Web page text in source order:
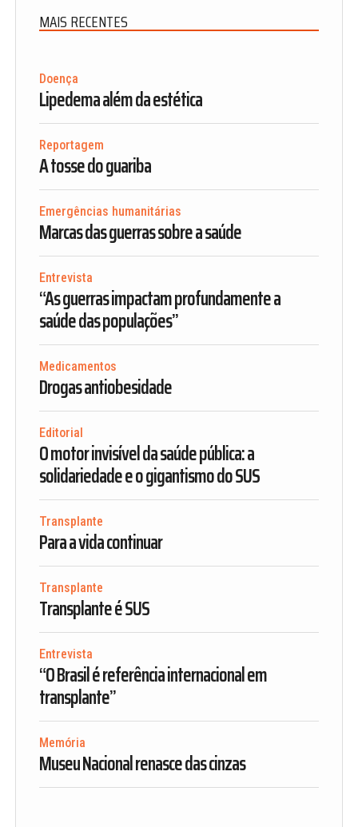
MAIS RECENTES
Doença
Lipedema além da estética
Reportagem
A tosse do guariba
Emergências humanitárias
Marcas das guerras sobre a saúde
Entrevista
“As guerras impactam profundamente a
saúde das populações”
Medicamentos
Drogas antiobesidade
Editorial
O motor invisível da saúde pública: a
solidariedade e o gigantismo do SUS
Transplante
Para a vida continuar
Transplante
Transplante é SUS
Entrevista
“O Brasil é referência internacional em
transplante”
Memória
Museu Nacional renasce das cinzas